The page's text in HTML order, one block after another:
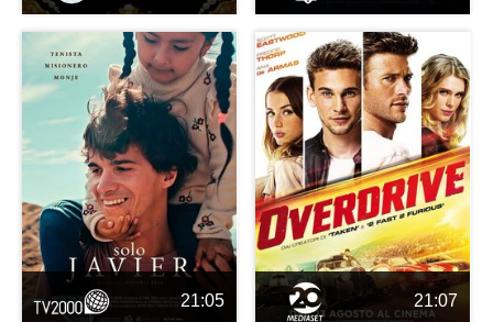
21:05 21:07